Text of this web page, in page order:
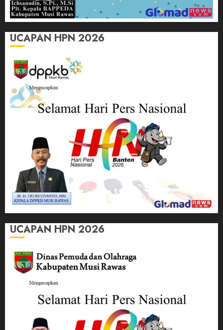
UCAPAN HPN 2026
UCAPAN HPN 2026